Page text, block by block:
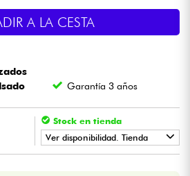
A LA CESTA
Garantía 3 años
Stock en tienda
Ver disponibilidad. Tienda